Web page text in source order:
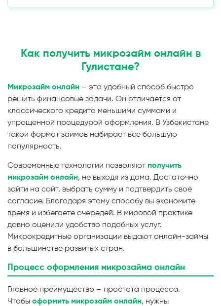
Как получить микрозайм онлайн в
Гулистане?
Микрозайм онлайн – это удобный способ быстро
решить финансовые задачи. Он отличается от
классического кредита меньшими суммами и
упрощенной процедурой оформления. В Узбекистане
такой формат займов набирает всё большую
популярность.
Современные технологии позволяют получить
микрозайм онлайн, не выходя из дома. Достаточно
зайти на сайт, выбрать сумму и подтвердить своё
согласие. Благодаря этому способу вы экономите
время и избегаете очередей. В мировой практике
давно оценили удобство подобных услуг.
Микрокредитные организации выдают онлайн-займы
в большинстве развитых стран.
Процесс оформления микрозайма онлайн
Главное преимущество – простота процесса.
Чтобы оформить микрозайм онлайн, нужны